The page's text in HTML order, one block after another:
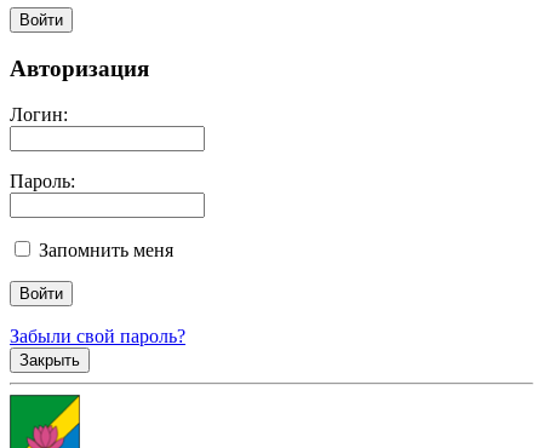
Войти
Авторизация
Логин:
Пароль:
Запомнить меня
Забыли свой пароль?
Закрыть